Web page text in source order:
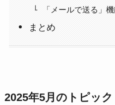
「メールで送る」
まとめ
2025年5月のトピック